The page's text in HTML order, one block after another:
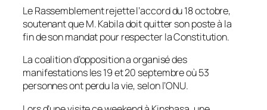
Le Rassemblement rejette l’accord du 18 octobre,
soutenant que M. Kabila doit quitter son poste à la
fin de son mandat pour respecter la Constitution.
La coalition d’opposition a organisé des
manifestations les 19 et 20 septembre où 53
personnes ont perdu la vie, selon l’ONU.